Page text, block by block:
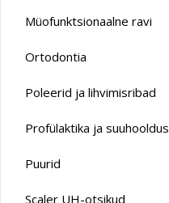
Müofunktsionaalne ravi
Ortodontia
Poleerid ja lihvimisribad
Profülaktika ja suuhooldus
Puurid
Scaler UH-otsikud